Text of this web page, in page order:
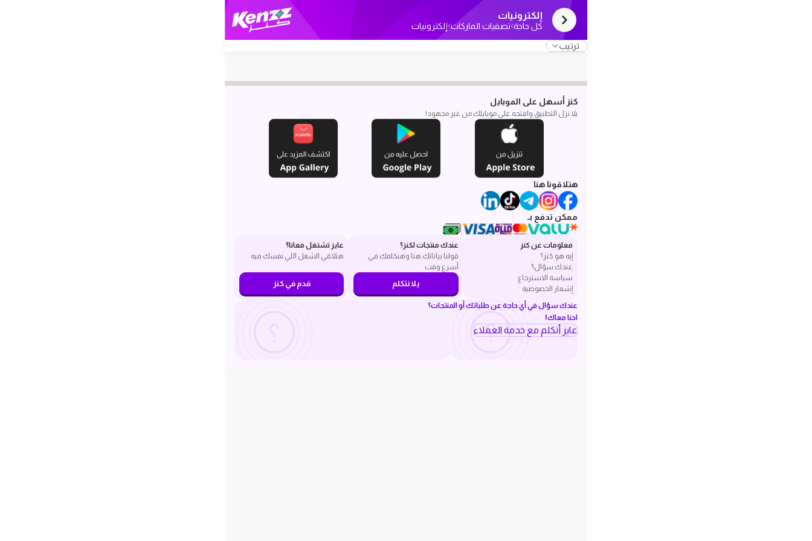
إلكترونيات
كل حاجة تصفيات الماركات إلكترونيات
ترتيب
كنز أسهل على الموبايل
يلا نزل التطبيق وافتحه على موبايلك من غير مجهود!
هتلاقونا هنا
ممكن تدفع بـ
معلومات عن كنز
إيه هو كنز؟
عندك سؤال؟
سياسة الاسترجاع
إشعار الخصوصية
عندك منتجات لكنز؟
قولنا بياناتك هنا وهنكلمك في
أسرع وقت
يلا نتكلم
عايز تشتغل معانا؟
هتلاقي الشغل اللي نفسك فيه
قدم في كنز
عندك سؤال في أي حاجة عن طلباتك أو المنتجات؟
احنا معاك!
عايز أتكلم مع خدمة العملاء